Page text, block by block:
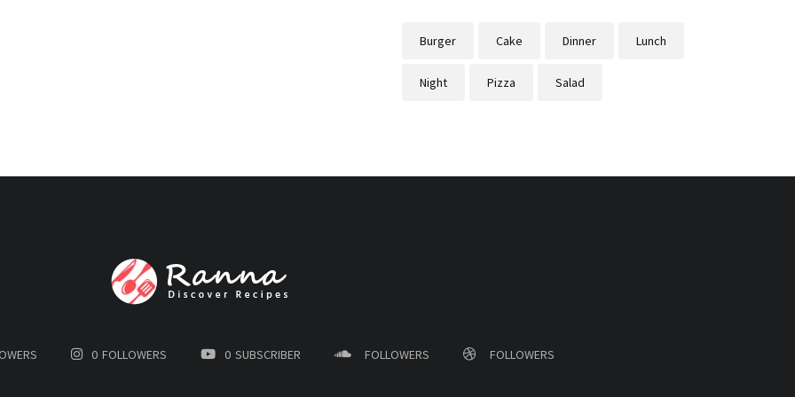
Burger Cake Dinner Lunch
Night Pizza Salad
0 FOLLOWERS 0 SUBSCRIBER FOLLOWERS FOLLOWERS